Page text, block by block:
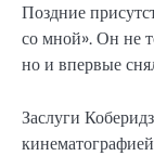
Поздние
со мной». Он не
но и впервые
Заслуги